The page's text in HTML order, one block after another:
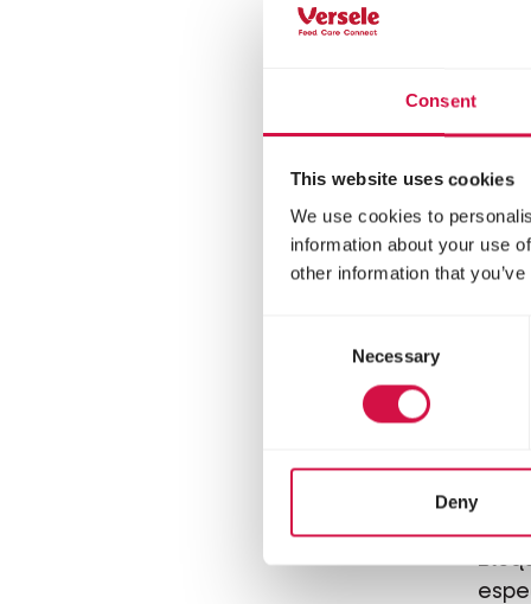
Consent
This website uses cookies
We use cookies to
information about your use
other information that
Necessary
Deny